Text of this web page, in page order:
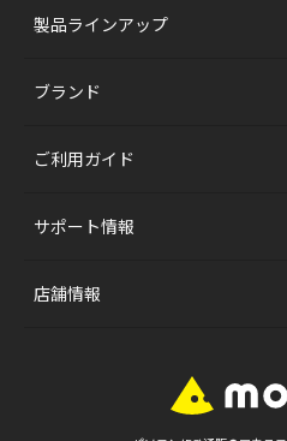
製品ラインアップ
ブランド
ご利用ガイド
サポート情報
店舗情報